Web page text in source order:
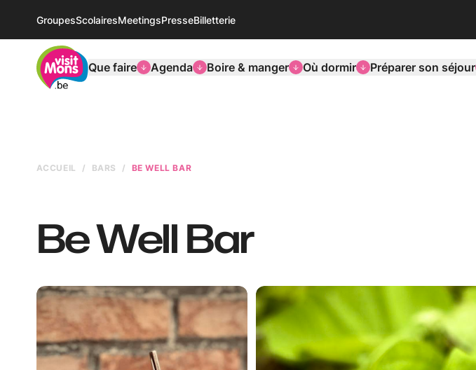
GroupesScolairesMeetingsPresseBilletterie
VisitMons Logo
Que faire
Agenda Boire & manger Où dormir Préparer son séjour
ACCUEIL BARS BE WELL BAR
Be Well Bar